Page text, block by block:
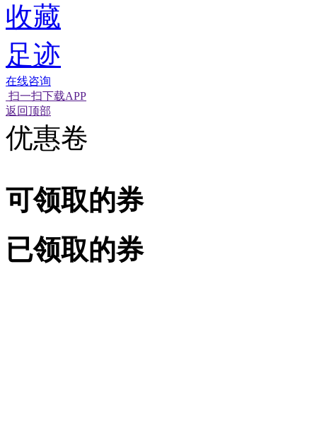
收藏
足迹
在线咨询
扫一扫下载APP
返回顶部
优惠卷
可领取的券
已领取的券